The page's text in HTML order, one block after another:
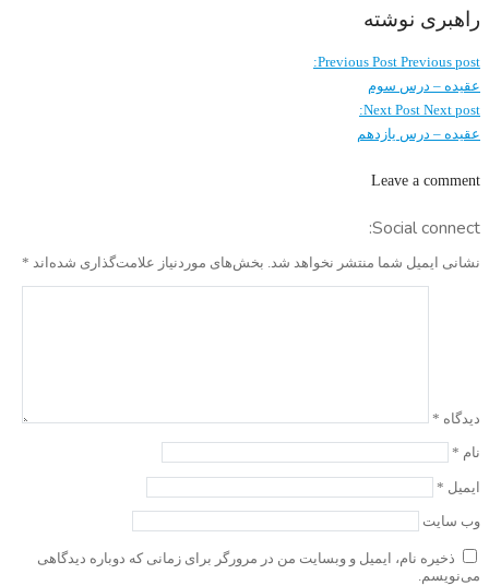
راهبری نوشته
Previous Post Previous post:
عقیده – درس سوم
Next Post Next post:
عقیده – درس یازدهم
Leave a comment
Social connect:
نشانی ایمیل شما منتشر نخواهد شد. بخش‌های موردنیاز علامت‌گذاری شده‌اند *
دیدگاه *
نام *
ایمیل *
وب‌ سایت
ذخیره نام، ایمیل و وبسایت من در مرورگر برای زمانی که دوباره دیدگاهی
می‌نویسم.